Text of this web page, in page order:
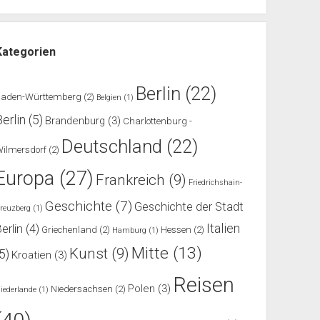
Württemberg (2) Belgien (1) Berlin (22)
(5) Brandenburg (3) Charlottenburg -
(2) Deutschland (22)
(27) Frankreich (9) Friedrichshain-
(1) Geschichte (7) Geschichte der Stadt
(4) Griechenland (2) Hamburg (1) Hessen (2) Italien
Kroatien (3) Kunst (9) Mitte (13)
(1) Niedersachsen (2) Polen (3) Reisen